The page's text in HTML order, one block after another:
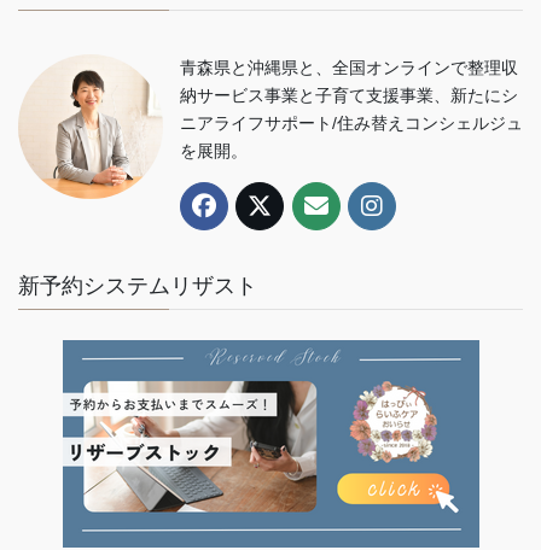
青森県と沖縄県と、全国オンラインで整理収
納サービス事業と子育て支援事業、新たにシ
ニアライフサポート/住み替えコンシェルジュ
を展開。
新予約システムリザスト